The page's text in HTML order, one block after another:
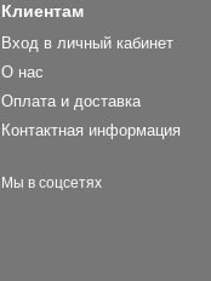
Клиентам
Вход в личный кабинет
О нас
Оплата и доставка
Контактная информация
Мы в соцсетях